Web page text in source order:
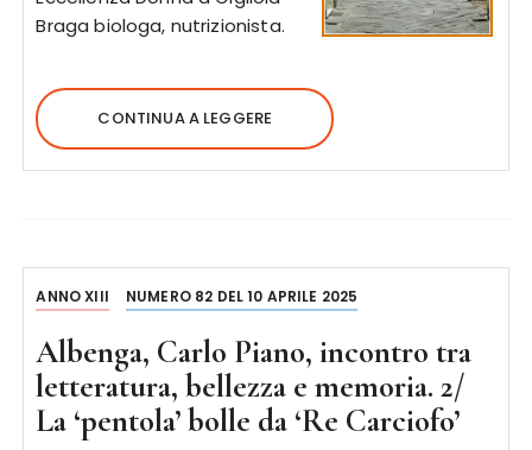
Braga biologa, nutrizionista.
CONTINUA A LEGGERE
ANNO XIII NUMERO 82 DEL 10 APRILE 2025
Albenga, Carlo Piano, incontro tra
letteratura, bellezza e memoria. 2/
La ‘pentola’ bolle da ‘Re Carciofo’